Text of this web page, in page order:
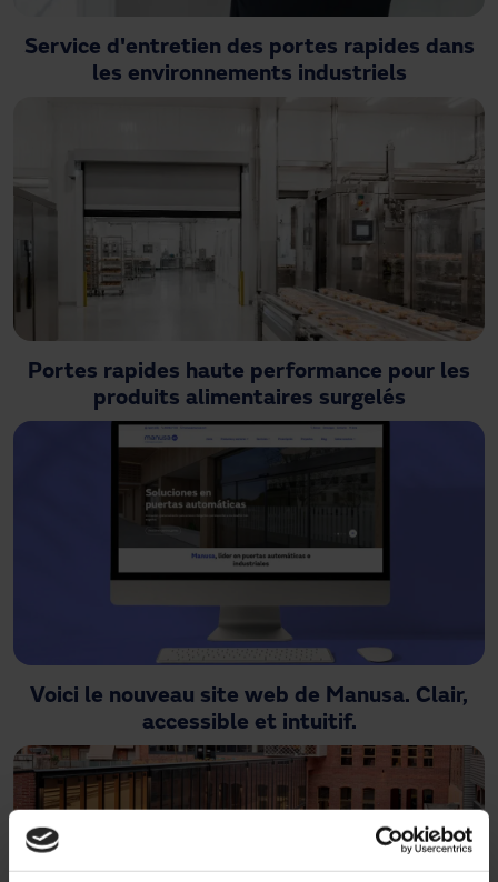
Service d'entretien des portes rapides dans
les environnements industriels
Portes rapides haute performance pour les
produits alimentaires surgelés
Voici le nouveau site web de Manusa. Clair,
accessible et intuitif.